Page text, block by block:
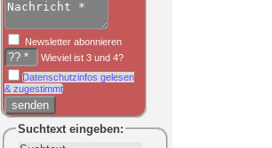
Newsletter abonnieren
Wieviel ist 3 und 4?
Datenschutzinfos gelesen
& zugestimmt
Suchtexteingeben: